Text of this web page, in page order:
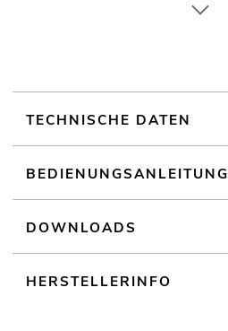
TECHNISCHE DATEN
BEDIENUNGSANLEITUNG
DOWNLOADS
HERSTELLERINFO